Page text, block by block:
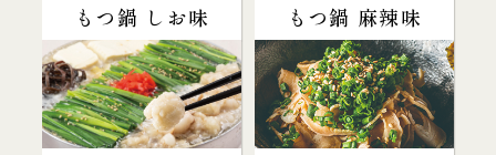
もつ鍋 しお味 もつ鍋 麻辣味